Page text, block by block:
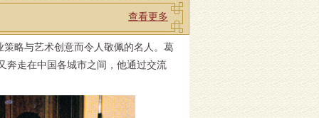
查看更多
略与艺术创意而令人敬佩的名人。葛
奔走在中国各城市之间，他通过交流